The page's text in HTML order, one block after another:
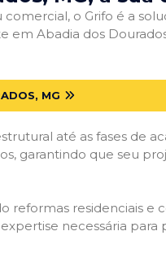
o Grifo é a
Abadia dos
MG
até as fases de
garantindo que seu
reformas residenciais e
necessária para